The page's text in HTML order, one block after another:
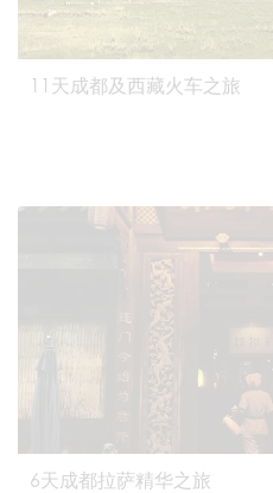
11天成都及西藏火车之旅
6天成都拉萨精华之旅